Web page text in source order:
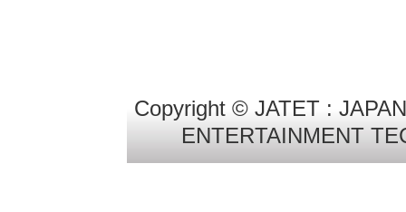
Copyright © JATET :
ENTERTAINMENT